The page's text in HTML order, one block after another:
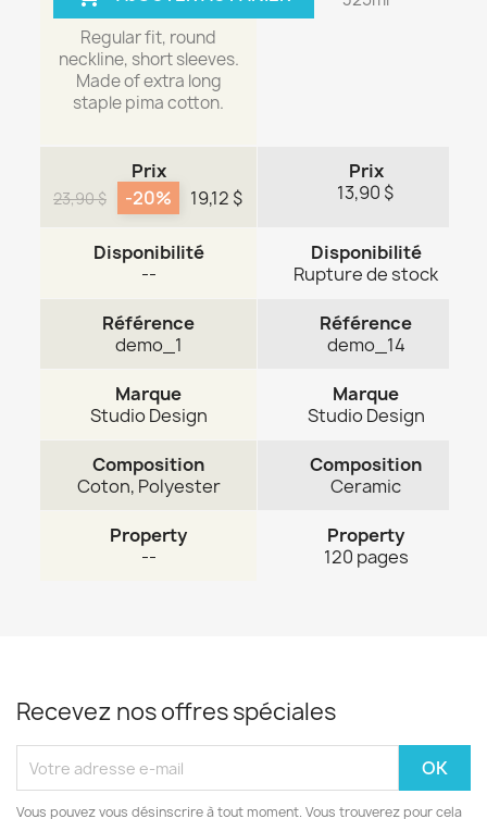
Regular fit, round
neckline, short sleeves.
Made of extra long
staple pima cotton.
Prix
23,90 $ -20% 19,12 $
Prix
13,90 $
Disponibilité
--
Disponibilité
Rupture de stock
Référence
demo_1
Référence
demo_14
Marque
Studio Design
Marque
Studio Design
Composition
Coton, Polyester
Composition
Ceramic
Property
--
Property
120 pages
Recevez nos offres spéciales
Vous pouvez vous désinscrire à tout moment. Vous trouverez pour cela